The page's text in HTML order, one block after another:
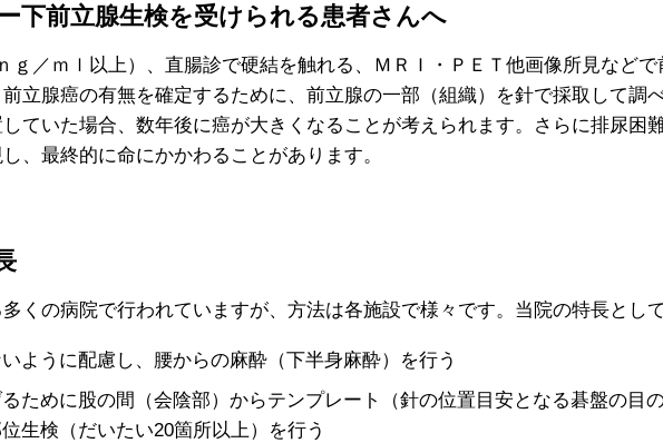
前立腺生検を受けられる患者さんへ
ｇ／ｍｌ以上）、直腸診で硬結を触れる、ＭＲＩ・ＰＥＴ他画像所見などで
立腺癌の有無を確定するために、前立腺の一部（組織）を針で採取して調
ていた場合、数年後に癌が大きくなることが考えられます。さらに排尿困
、最終的に命にかかわることがあります。
くの病院で行われていますが、方法は各施設で様々です。当院の特長として
ように配慮し、腰からの麻酔（下半身麻酔）を行う
ために股の間（会陰部）からテンプレート（針の位置目安となる碁盤の目
生検（だいたい20箇所以上）を行う